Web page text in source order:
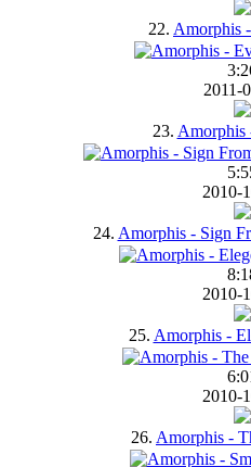
22. Amorphis
2011-
23. Amorphis
2010-
24. Amorphis - Sign
2010-
25. Amorphis -
2010-
26. Amorphis -